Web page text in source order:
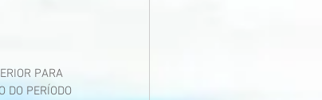
PARA
DO PERÍODO